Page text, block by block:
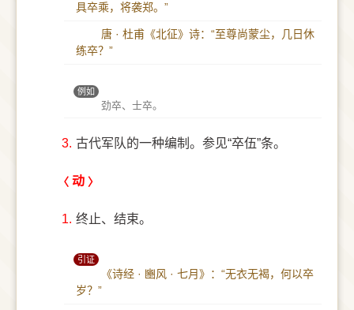
具卒乘，将袭郑。”
唐 · 杜甫《北征》诗：“至尊尚蒙尘，几日休
练卒？”
例如
劲卒、士卒。
3. 古代军队的一种编制。参见“卒伍”条。
动
1. 终止、结束。
引证
《诗经 · 豳风 · 七月》：“无衣无褐，何以卒
岁？”